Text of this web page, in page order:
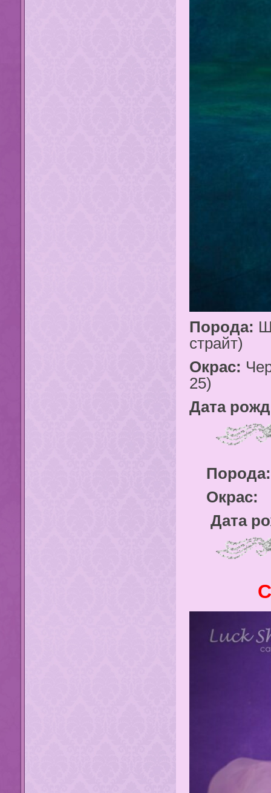
Порода:
страйт)
Окрас:
25)
Дата
Порода:
Окрас:
Дата